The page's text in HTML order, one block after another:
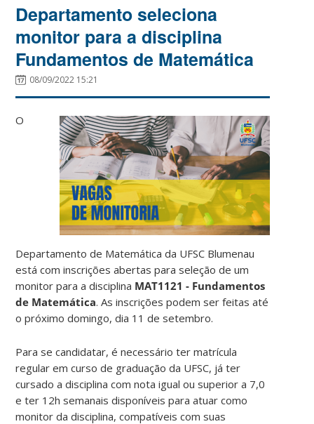
Departamento seleciona
monitor para a disciplina
Fundamentos de Matemática
08/09/2022 15:21
O
Departamento de Matemática da UFSC Blumenau
está com inscrições abertas para seleção de um
monitor para a disciplina MAT1121 - Fundamentos
de Matemática. As inscrições podem ser feitas até
o próximo domingo, dia 11 de setembro.
Para se candidatar, é necessário ter matrícula
regular em curso de graduação da UFSC, já ter
cursado a disciplina com nota igual ou superior a 7,0
e ter 12h semanais disponíveis para atuar como
monitor da disciplina, compatíveis com suas